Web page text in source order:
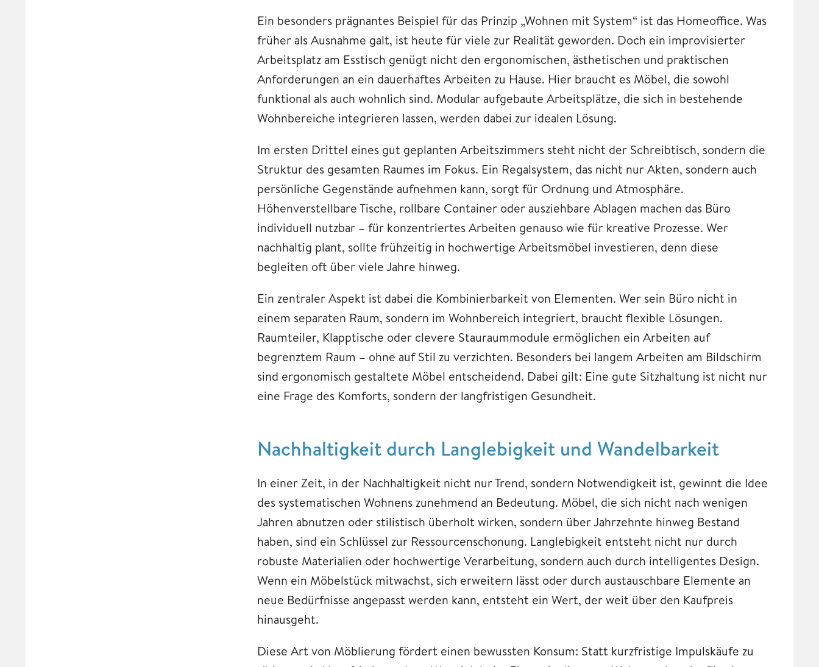
Ein besonders prägnantes Beispiel für das Prinzip „Wohnen mit System“ ist das Homeoffice. Was
früher als Ausnahme galt, ist heute für viele zur Realität geworden. Doch ein improvisierter
Arbeitsplatz am Esstisch genügt nicht den ergonomischen, ästhetischen und praktischen
Anforderungen an ein dauerhaftes Arbeiten zu Hause. Hier braucht es Möbel, die sowohl
funktional als auch wohnlich sind. Modular aufgebaute Arbeitsplätze, die sich in bestehende
Wohnbereiche integrieren lassen, werden dabei zur idealen Lösung.
Im ersten Drittel eines gut geplanten Arbeitszimmers steht nicht der Schreibtisch, sondern die
Struktur des gesamten Raumes im Fokus. Ein Regalsystem, das nicht nur Akten, sondern auch
persönliche Gegenstände aufnehmen kann, sorgt für Ordnung und Atmosphäre.
Höhenverstellbare Tische, rollbare Container oder ausziehbare Ablagen machen das Büro
individuell nutzbar – für konzentriertes Arbeiten genauso wie für kreative Prozesse. Wer
nachhaltig plant, sollte frühzeitig in hochwertige Arbeitsmöbel investieren, denn diese
begleiten oft über viele Jahre hinweg.
Ein zentraler Aspekt ist dabei die Kombinierbarkeit von Elementen. Wer sein Büro nicht in
einem separaten Raum, sondern im Wohnbereich integriert, braucht flexible Lösungen.
Raumteiler, Klapptische oder clevere Stauraummodule ermöglichen ein Arbeiten auf
begrenztem Raum – ohne auf Stil zu verzichten. Besonders bei langem Arbeiten am Bildschirm
sind ergonomisch gestaltete Möbel entscheidend. Dabei gilt: Eine gute Sitzhaltung ist nicht nur
eine Frage des Komforts, sondern der langfristigen Gesundheit.
Nachhaltigkeit durch Langlebigkeit und Wandelbarkeit
In einer Zeit, in der Nachhaltigkeit nicht nur Trend, sondern Notwendigkeit ist, gewinnt die Idee
des systematischen Wohnens zunehmend an Bedeutung. Möbel, die sich nicht nach wenigen
Jahren abnutzen oder stilistisch überholt wirken, sondern über Jahrzehnte hinweg Bestand
haben, sind ein Schlüssel zur Ressourcenschonung. Langlebigkeit entsteht nicht nur durch
robuste Materialien oder hochwertige Verarbeitung, sondern auch durch intelligentes Design.
Wenn ein Möbelstück mitwachst, sich erweitern lässt oder durch austauschbare Elemente an
neue Bedürfnisse angepasst werden kann, entsteht ein Wert, der weit über den Kaufpreis
hinausgeht.
Diese Art von Möblierung fördert einen bewussten Konsum: Statt kurzfristige Impulskäufe zu